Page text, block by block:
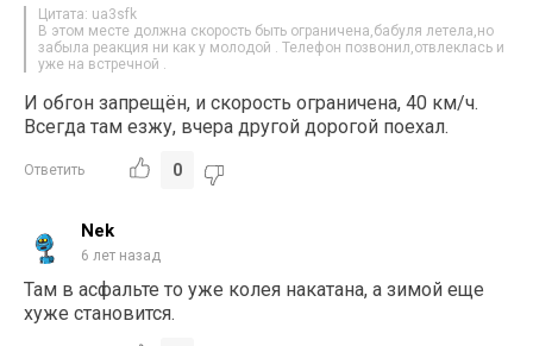
Цитата: ua3sfk
В этом месте должна скорость быть ограничена,бабуля летела,но
забыла реакция ни как у молодой . Телефон позвонил,отвлеклась и
уже на встречной .
И обгон запрещён, и скорость ограничена, 40 км/ч.
Всегда там езжу, вчера другой дорогой поехал.
Ответить 0
Nek
6 лет назад
Там в асфальте то уже колея накатана, а зимой еще
хуже становится.